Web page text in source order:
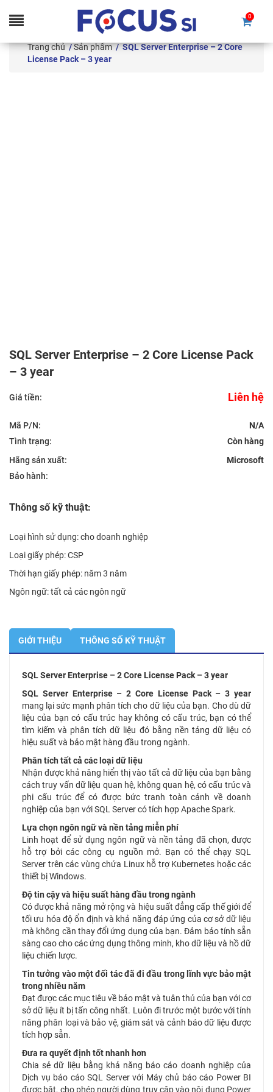
to
content
0
Trang chủ/Sản phẩm/ SQL Server Enterprise – 2 Core
License Pack – 3 year
SQL Server Enterprise – 2 Core License Pack
– 3 year
Giá tiền: Liên hệ
Mã P/N:
N/A
Tình trạng:
Hãng sản xuất:
Microsoft
Bảo hành:
Thông số kỹ thuật:
Loại hình sử dụng: cho doanh nghiệp
Loại giấy phép: CSP
Thời hạn giấy phép: năm 3 năm
Ngôn ngữ: tất cả các ngôn ngữ
GIỚI THIỆU THÔNG SỐ KỸ THUẬT
SQL Server Enterprise – 2 Core License Pack – 3 year
SQL Server Enterprise – 2 Core License Pack – 3 year
mang lại sức mạnh phân tích cho dữ liệu của bạn. Cho dù dữ
liệu của bạn có cấu trúc hay không có cấu trúc, bạn có thể
tìm kiếm và phân tích dữ liệu đó bằng nền tảng dữ liệu có
hiệu suất và bảo mật hàng đầu trong ngành.
Phân tích tất cả các loại dữ liệu
Nhận được khả năng hiển thị vào tất cả dữ liệu của bạn bằng
cách truy vấn dữ liệu quan hệ, không quan hệ, có cấu trúc và
phi cấu trúc để có được bức tranh toàn cảnh về doanh
nghiệp của bạn với SQL Server có tích hợp Apache Spark.
Lựa chọn ngôn ngữ và nền tảng miễn phí
Linh hoạt để sử dụng ngôn ngữ và nền tảng đã chọn, được
hỗ trợ bởi các công cụ nguồn mở. Bạn có thể chạy SQL
Server trên các vùng chứa Linux hỗ trợ Kubernetes hoặc các
thiết bị Windows.
Độ tin cậy và hiệu suất hàng đầu trong ngành
Có được khả năng mở rộng và hiệu suất đẳng cấp thế giới để
tối ưu hóa độ ổn định và khả năng đáp ứng của cơ sở dữ liệu
mà không cần thay đổi ứng dụng của bạn. Đảm bảo tính sẵn
sàng cao cho các ứng dụng thông minh, kho dữ liệu và hồ dữ
liệu chiến lược.
Tin tưởng vào một đối tác đã đi đầu trong lĩnh vực bảo mật
trong nhiều năm
Đạt được các mục tiêu về bảo mật và tuân thủ của bạn với cơ
sở dữ liệu ít bị tấn công nhất. Luôn đi trước một bước với tính
năng phân loại và bảo vệ, giám sát và cảnh báo dữ liệu được
tích hợp sẵn.
Đưa ra quyết định tốt nhanh hơn
Chia sẻ dữ liệu bằng khả năng báo cáo doanh nghiệp của
Dịch vụ báo cáo SQL Server với Máy chủ báo cáo Power BI
được bật, cho phép người dùng truy cập vào nội dung Power